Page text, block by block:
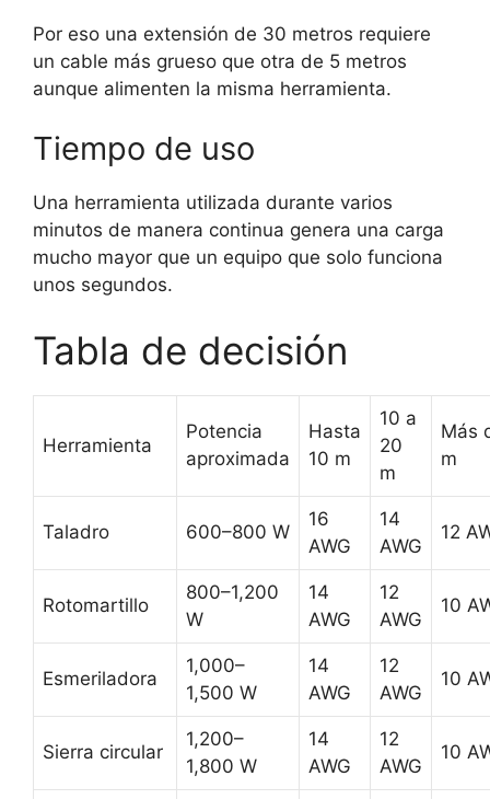
Por eso una extensión de 30 metros requiere
un cable más grueso que otra de 5 metros
aunque alimenten la misma herramienta.
Tiempo de uso
Una herramienta utilizada durante varios
minutos de manera continua genera una carga
mucho mayor que un equipo que solo funciona
unos segundos.
Tabla de decisión
Herramienta
Potencia
aproximada
Hasta
10 m
10 a
20
m
Más
m
Taladro 600–800 W
16
AWG
14
AWG
12
Rotomartillo
800–1,200
W
14
AWG
12
AWG
10
Esmeriladora
1,000–
1,500 W
14
AWG
12
AWG
10
Sierra circular
1,200–
1,800 W
14
AWG
12
AWG
10